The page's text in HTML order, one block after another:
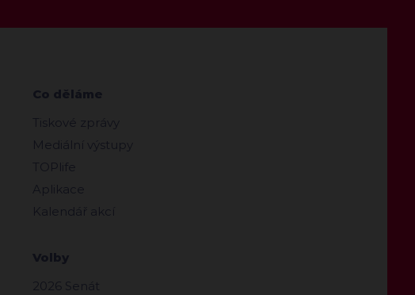
Co děláme
Tiskové zprávy
Mediální výstupy
TOPlife
Aplikace
Kalendář akcí
Volby
2026 Senát